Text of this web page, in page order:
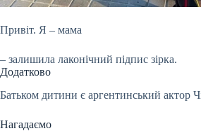
Привіт. Я – мама
– залишила лаконічний підпис зірка.
Додатково
Батьком дитини є аргентинський актор
Нагадаємо